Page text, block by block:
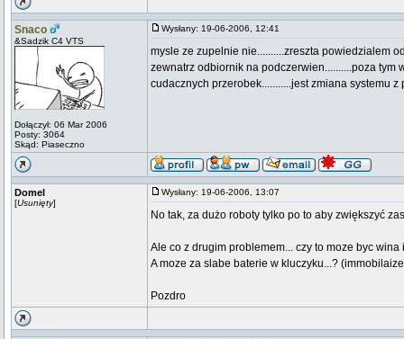
Snaco
&Sadzik C4 VTS
Dołączył: 06 Mar 2006
Posty: 3064
Skąd: Piaseczno
Wysłany: 19-06-2006, 12:41
mysle ze zupelnie nie..........zreszta powiedzialem
zewnatrz odbiornik na podczerwien..........poza
cudacznych przerobek...........jest zmiana systemu z
Domel
[Usunięty]
Wysłany: 19-06-2006, 13:07
No tak, za dużo roboty tylko po to aby zwiększyć
Ale co z drugim problemem... czy to moze byc wina
A moze za slabe baterie w kluczyku...?
Pozdro